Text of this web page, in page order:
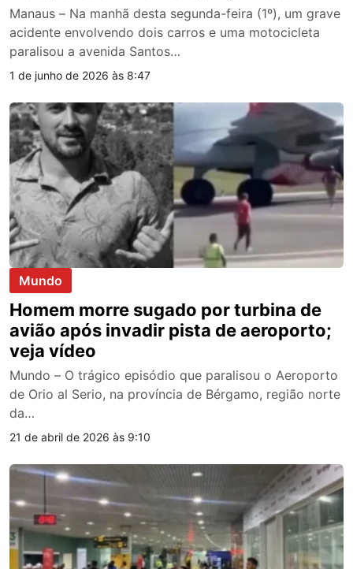
Manaus – Na manhã desta segunda-feira (1º), um grave
acidente envolvendo dois carros e uma motocicleta
paralisou a avenida Santos…
1 de junho de 2026 às 8:47
Mundo
Homem morre sugado por turbina de
avião após invadir pista de aeroporto;
veja vídeo
Mundo – O trágico episódio que paralisou o Aeroporto
de Orio al Serio, na província de Bérgamo, região norte
da…
21 de abril de 2026 às 9:10